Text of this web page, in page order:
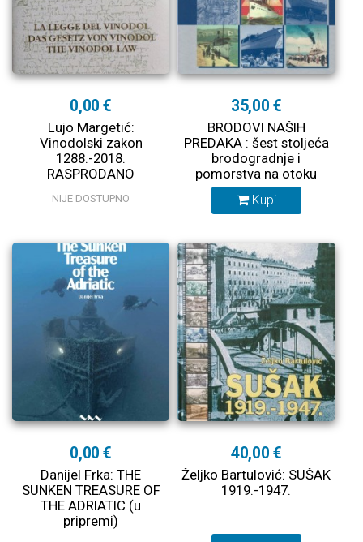
0,00 €
Lujo Margetić:
Vinodolski zakon
1288.-2018.
RASPRODANO
NIJE DOSTUPNO
35,00 €
BRODOVI NAŠIH
PREDAKA : šest stoljeća
brodogradnje i
pomorstva na otoku
Krku
Kupi
0,00 €
Danijel Frka: THE
SUNKEN TREASURE OF
THE ADRIATIC (u
pripremi)
40,00 €
Željko Bartulović: SUŠAK
1919.-1947.